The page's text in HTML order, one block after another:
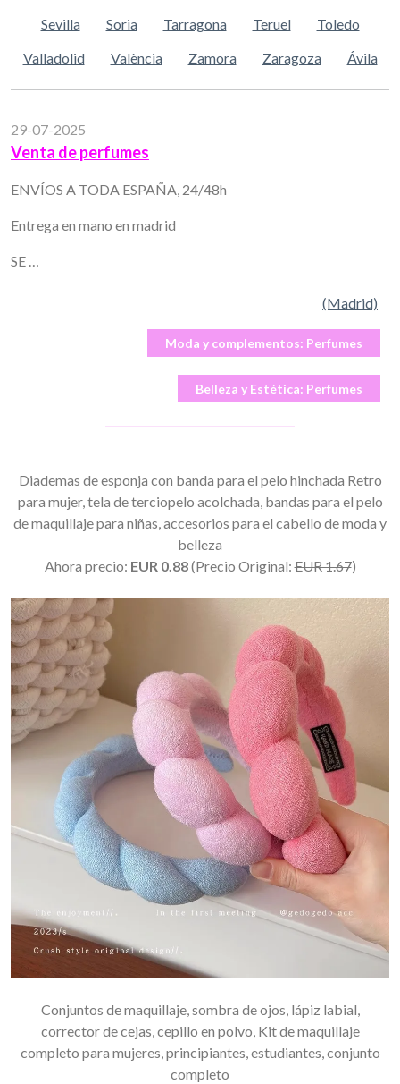
Sevilla
Soria Tarragona Teruel
Toledo
Valladolid
València Zamora Zaragoza Ávila
29-07-2025
Venta de perfumes
ENVÍOS A TODA ESPAÑA, 24/48h
Entrega en mano en madrid
SE …
(Madrid)
Moda y complementos: Perfumes
Belleza y Estética: Perfumes
Diademas de esponja con banda para el pelo hinchada Retro
para mujer, tela de terciopelo acolchada, bandas para el pelo
de maquillaje para niñas, accesorios para el cabello de moda y
belleza
Ahora precio: EUR 0.88(Precio Original:EUR 1.67)
Conjuntos de maquillaje, sombra de ojos, lápiz labial,
corrector de cejas, cepillo en polvo, Kit de maquillaje
completo para mujeres, principiantes, estudiantes, conjunto
completo